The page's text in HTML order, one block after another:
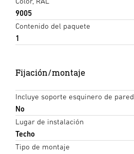
9005
Contenido del paquete
1
Fijación/montaje
Incluye soporte esquinero de pared
No
Lugar de instalación
Techo
Tipo de montaje